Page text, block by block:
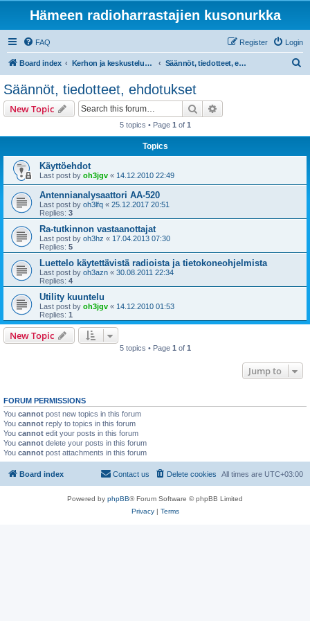
Hämeen radioharrastajien kusonurkka
FAQ Login
Register
Board index Kerhon ja keskustelupalstan tiedotteet Säännöt, tiedotteet, ehdotukset
Säännöt, tiedotteet, ehdotukset
New Topic Search
5 topics • Page 1 of 1
Topics
Käyttöehdot
Last post by oh3jgv « 14.12.2010 22:49
Antennianalysaattori AA-520
Last post by oh3lfq « 25.12.2017 20:51
Replies: 3
Ra-tutkinnon vastaanottajat
Last post by oh3hz « 17.04.2013 07:30
Replies: 5
Luettelo käytettävistä radioista ja tietokoneohjelmista
Last post by oh3azn « 30.08.2011 22:34
Replies: 4
Utility kuuntelu
Last post by oh3jgv « 14.12.2010 01:53
Replies: 1
New Topic
5 topics • Page 1 of 1
Jump to
FORUM PERMISSIONS
You cannot post new topics in this forum
You cannot reply to topics in this forum
You cannot edit your posts in this forum
You cannot delete your posts in this forum
You cannot post attachments in this forum
Board index All times are UTC+03:00
Delete cookies
Contact us
Powered by phpBB® Forum Software © phpBB Limited
Privacy| Terms